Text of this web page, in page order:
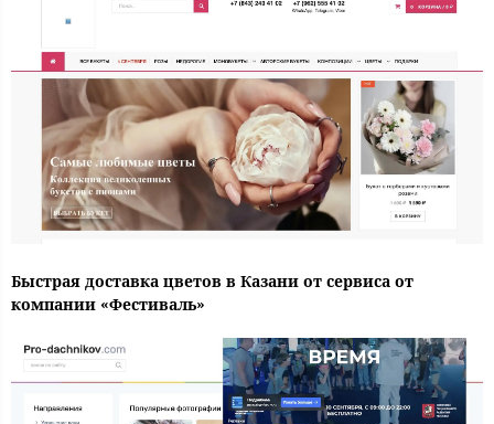
Быстрая доставка цветов в Казани от сервиса от
компании «Фестиваль»